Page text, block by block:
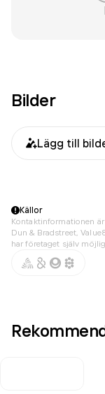
Bilder
Lägg till
Källor
Kontaktinformationen
Dun & Bradstreet,
har företaget själv